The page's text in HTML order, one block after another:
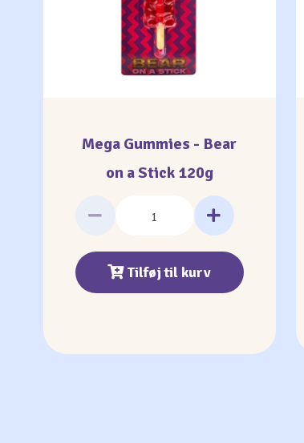
Mega Gummies - Bear
on a Stick 120g
Tilføj til kurv